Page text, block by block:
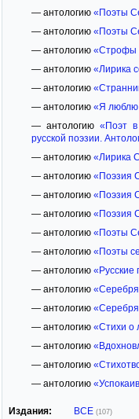
— антологию «Поэты
— антологию «Поэты
— антологию «Строфы
— антологию «Лирика
— антологию
— антологию «Я люблю
— антологию«Поэт
русской поэзии.
— антологию «Лирика
— антологию «Поэзия
— антологию «Поэзия
— антологию «Поэзия
— антологию «Поэты
— антологию «Поэты
— антологию «Русские
— антологию
— антологию
— антологию «Стихи о
— антологию
— антологию
— антологию
Издания: ВСЕ (107)